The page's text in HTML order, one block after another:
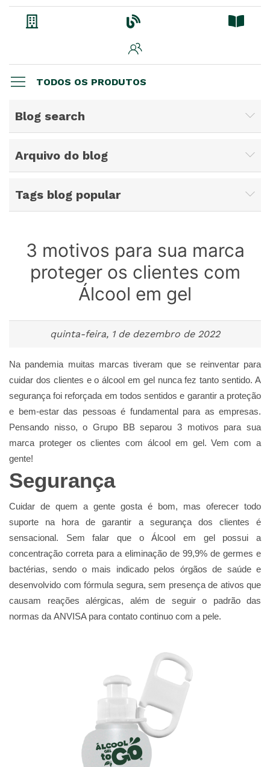
TODOS OS PRODUTOS
Blog search
Arquivo do blog
Tags blog popular
3 motivos para sua marca
proteger os clientes com
Álcool em gel
quinta-feira, 1 de dezembro de 2022
Na pandemia muitas marcas tiveram que se reinventar para
cuidar dos clientes e o álcool em gel nunca fez tanto sentido. A
segurança foi reforçada em todos sentidos e garantir a proteção
e bem-estar das pessoas é fundamental para as empresas.
Pensando nisso, o Grupo BB separou 3 motivos para sua
marca proteger os clientes com álcool em gel. Vem com a
gente!
Segurança
Cuidar de quem a gente gosta é bom, mas oferecer todo
suporte na hora de garantir a segurança dos clientes é
sensacional. Sem falar que o Álcool em gel possui a
concentração correta para a eliminação de 99,9% de germes e
bactérias, sendo o mais indicado pelos órgãos de saúde e
desenvolvido com fórmula segura, sem presença de ativos que
causam reações alérgicas, além de seguir o padrão das
normas da ANVISApara contato continuo com a pele.